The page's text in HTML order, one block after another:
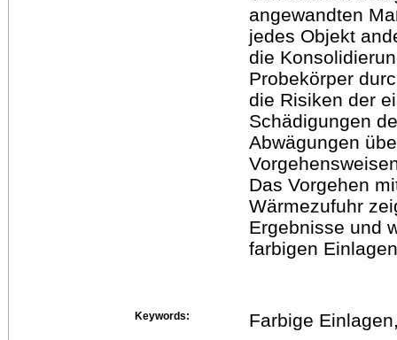
angewandten
jedes Objekt
die
Probekörper
die Risiken der
Schädigungen
Abwägungen
Das Vorgehen
Wärmezufuhr
Ergebnisse und
farbigen
Keywords: Farbige